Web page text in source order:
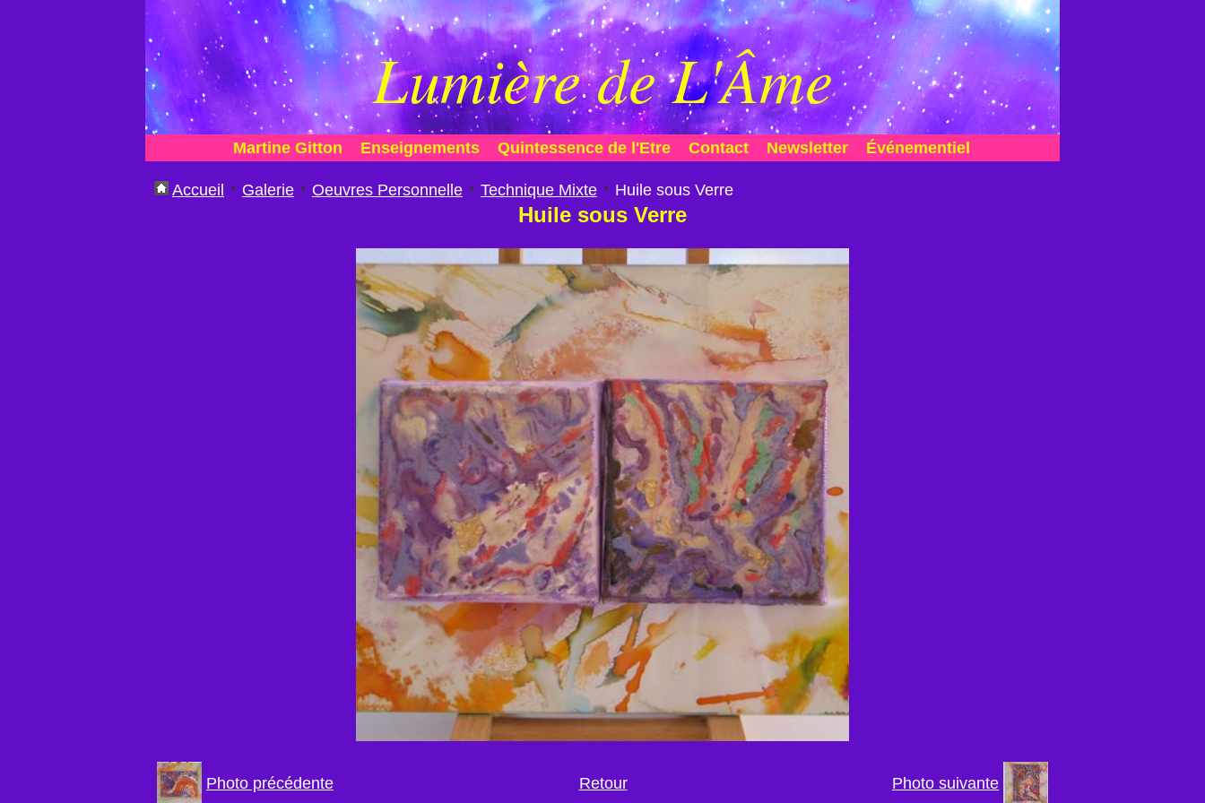
Lumière de L'Âme
Martine Gitton Enseignements Quintessence de l'Etre Contact Newsletter Événementiel
Accueil Galerie Oeuvres Personnelle Technique Mixte Huile sous Verre
Huile sous Verre
Photo précédente Retour Photo suivante